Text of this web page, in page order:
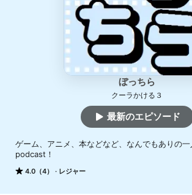
トップランキング
ぼっちら
クーラかける３
4.0（4） レジャー
ゲーム、アニメ、本などなど、なんでもありの一
podcast！
最新のエピソード